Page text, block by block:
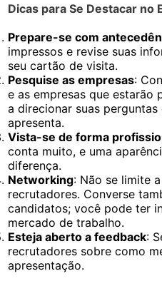
Dicas para Se Destacar no
Prepare-se com
impressos e revise suas
seu cartão de visita.
Pesquise as empresas:
e as empresas que estarão
a direcionar suas
apresenta.
Vista-se de forma
conta muito, e uma
diferença.
Networking: Não se limite
recrutadores. Converse
candidatos; você pode ter
mercado de trabalho.
Esteja aberto a feedback:
recrutadores sobre como
apresentação.